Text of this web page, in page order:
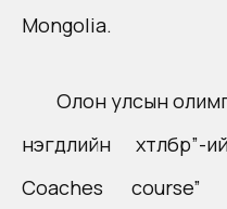
Mongolia.
Олон улсын
нэгдлийн
Coaches